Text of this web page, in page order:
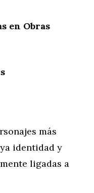
en Obras
más
identidad y
ligadas a